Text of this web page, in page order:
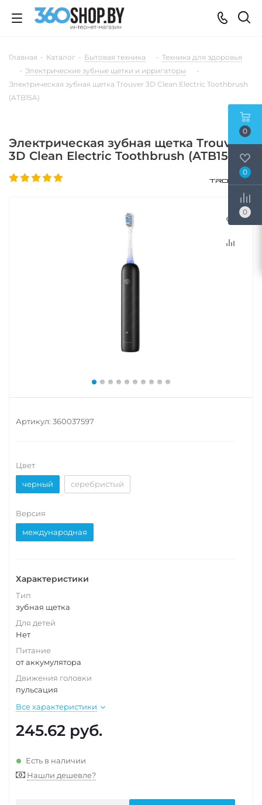
Главная - Каталог - Бытовая техника - Техника для здоровья
- Электрические зубные щетки и ирригаторы
-
Электрическая зубная щетка Trouver 3D Clean Electric Toothbrush
(ATB15A)
Электрическая зубная щетка Trouver
3D Clean Electric Toothbrush (ATB15A)
Артикул: 360037597
Цвет
черный
серебристый
Версия
международная
Характеристики
Тип
зубная щетка
Для детей
Нет
Питание
от аккумулятора
Движения головки
пульсация
Все характеристики
245.62 руб.
Есть в наличии
Нашли дешевле?
0
0
0